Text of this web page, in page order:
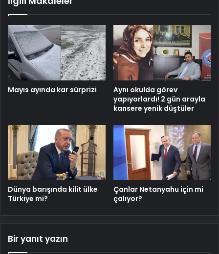
Mayıs ayında kar sürprizi
Aynı okulda görev
yapıyorlardı! 2 gün arayla
kansere yenik düştüler
Dünya barışında kilit ülke
Türkiye mi?
Çanlar Netanyahu için mi
çalıyor?
Bir yanıt yazın